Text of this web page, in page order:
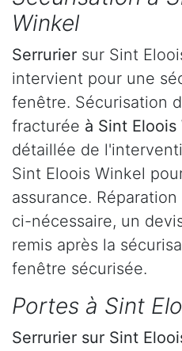
Winkel
Serrurier sur Sint
intervient pour une
fenêtre. Sécurisation
fracturée à Sint Eloois
détaillée de
Sint Eloois Winkel
assurance.
ci-nécessaire, un
remis après la
fenêtre sécurisée.
Portes à Sint
Serrurier sur Sint